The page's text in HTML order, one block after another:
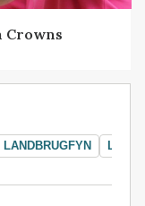
Crowns
LANDBRUGFYN